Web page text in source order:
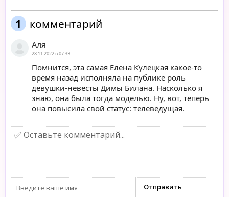
1 комментарий
Аля
28.11.2022 в 07:33
Помнится, эта самая Елена Кулецкая какое-то
время назад исполняла на публике роль
девушки-невесты Димы Билана. Насколько я
знаю, она была тогда моделью. Ну, вот, теперь
она повысила свой статус: телеведущая.